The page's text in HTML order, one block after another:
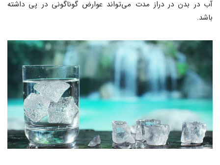
آب در بدن در دراز مدت می‌تواند عوارض گوناگونی در پی داشته
باشد.